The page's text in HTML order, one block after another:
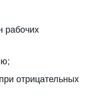
рабочих
отрицательных